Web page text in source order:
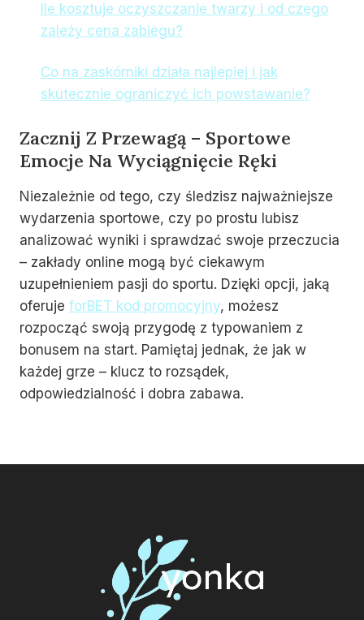
Ile kosztuje oczyszczanie twarzy i od czego
zależy cena zabiegu?
Co na zaskórniki działa najlepiej i jak
skutecznie ograniczyć ich powstawanie?
Zacznij Z Przewagą – Sportowe
Emocje Na Wyciągnięcie Ręki
Niezależnie od tego, czy śledzisz najważniejsze
wydarzenia sportowe, czy po prostu lubisz
analizować wyniki i sprawdzać swoje przeczucia
– zakłady online mogą być ciekawym
uzupełnieniem pasji do sportu. Dzięki opcji, jaką
oferuje forBET kod promocyjny, możesz
rozpocząć swoją przygodę z typowaniem z
bonusem na start. Pamiętaj jednak, że jak w
każdej grze – klucz to rozsądek,
odpowiedzialność i dobra zabawa.